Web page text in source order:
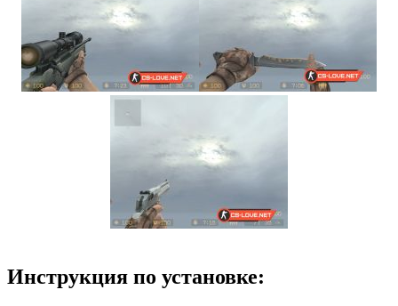
Инструкция по установке: